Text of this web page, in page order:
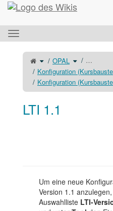
Startseite
Das
horizontale
Menü
umschalten.
Schalte
denübergeordneten
Baum
von
LTI
1.1
um.
OPAL Schalte
den
unter
OPAL
um.
…
Konfiguration
Konfiguration
LTI 1.1
Um eine neue
Version 1.1
Auswahlliste LTI-